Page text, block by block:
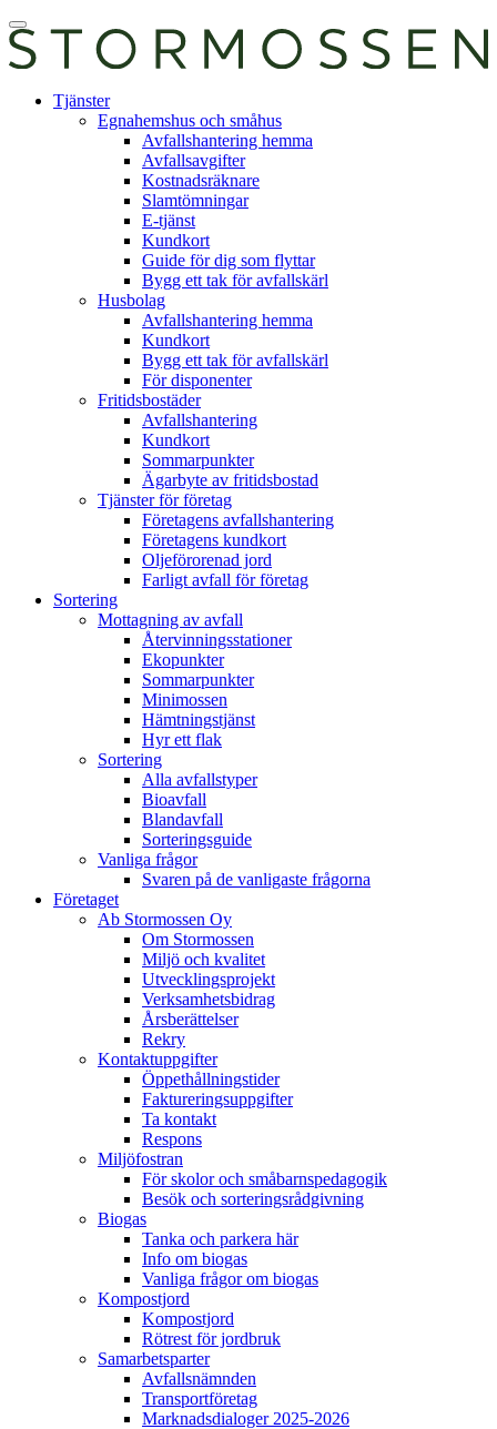
Skip
to
content
Öppna
huvudmeny
tjänst
Tjänster
Egnahemshus och småhus
Avfallshantering hemma
Avfallsavgifter
Kostnadsräknare
Slamtömningar
E-tjänst
Kundkort
Guide för dig som flyttar
Bygg ett tak för avfallskärl
Husbolag
Avfallshantering hemma
Kundkort
Bygg ett tak för avfallskärl
För disponenter
Fritidsbostäder
Avfallshantering
Kundkort
Sommarpunkter
Ägarbyte av fritidsbostad
Tjänster för företag
Företagens avfallshantering
Företagens kundkort
Oljeförorenad jord
Farligt avfall för företag
Sortering
Mottagning av avfall
Återvinningsstationer
Ekopunkter
Sommarpunkter
Minimossen
Hämtningstjänst
Hyr ett flak
Sortering
Alla avfallstyper
Bioavfall
Blandavfall
Sorteringsguide
Vanliga frågor
Svaren på de vanligaste frågorna
Företaget
Ab Stormossen Oy
Om Stormossen
Miljö och kvalitet
Utvecklingsprojekt
Verksamhetsbidrag
Årsberättelser
Rekry
Kontaktuppgifter
Öppethållningstider
Faktureringsuppgifter
Ta kontakt
Respons
Miljöfostran
För skolor och småbarnspedagogik
Besök och sorteringsrådgivning
Biogas
Tanka och parkera här
Info om biogas
Vanliga frågor om biogas
Kompostjord
Kompostjord
Rötrest för jordbruk
Samarbetsparter
Avfallsnämnden
Transportföretag
Marknadsdialoger 2025-2026